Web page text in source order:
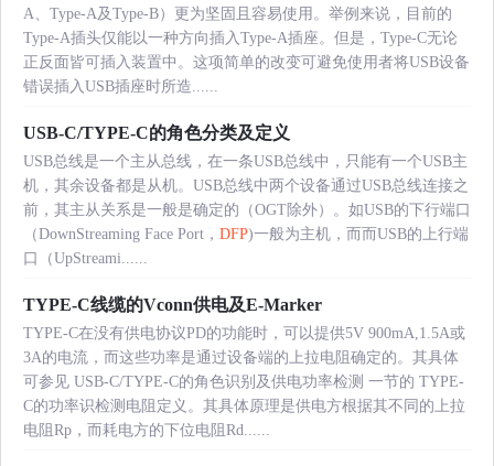
A、Type-A及Type-B）更为坚固且容易使用。举例来说，目前的
Type-A插头仅能以一种方向插入Type-A插座。但是，Type-C无论
正反面皆可插入装置中。这项简单的改变可避免使用者将USB设备
错误插入USB插座时所造......
USB-C/TYPE-C的角色分类及定义
USB总线是一个主从总线，在一条USB总线中，只能有一个USB主
机，其余设备都是从机。USB总线中两个设备通过USB总线连接之
前，其主从关系是一般是确定的（OGT除外）。如USB的下行端口
（DownStreaming Face Port， DFP)一般为主机，而而USB的上行端
口（UpStreami......
TYPE-C线缆的Vconn供电及E-Marker
TYPE-C在没有供电协议PD的功能时，可以提供5V 900mA,1.5A或
3A的电流，而这些功率是通过设备端的上拉电阻确定的。其具体
可参见 USB-C/TYPE-C的角色识别及供电功率检测 一节的 TYPE-
C的功率识检测电阻定义。其具体原理是供电方根据其不同的上拉
电阻Rp，而耗电方的下位电阻Rd......